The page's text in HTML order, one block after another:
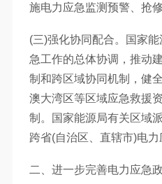
施电力应急监测预警、抢
(三)强化协同配合。国家
急工作的总体协调，推动
制和跨区域协同机制，健
澳大湾区等区域应急救援
制。国家能源局有关区域
跨省(自治区、直辖市)电力
二、进一步完善电力应急